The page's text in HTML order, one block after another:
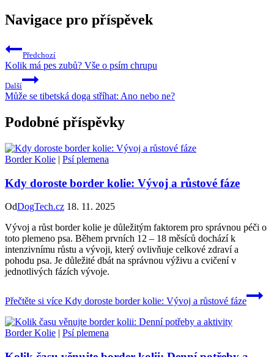
Navigace pro příspěvek
Předchozí
Kolik má pes zubů? Vše o psím chrupu
Další
Může se tibetská doga stříhat: Ano nebo ne?
Podobné příspěvky
Border Kolie | Psí plemena
Kdy doroste border kolie: Vývoj a růstové fáze
OdDogTech.cz 18. 11. 2025
Vývoj a růst border kolie je důležitým faktorem pro správnou péči o
toto plemeno psa. Během prvních 12 – 18 měsíců dochází k
intenzivnímu růstu a vývoji, který ovlivňuje celkové zdraví a
pohodu psa. Je důležité dbát na správnou výživu a cvičení v
jednotlivých fázích vývoje.
Přečtěte si více Kdy doroste border kolie: Vývoj a růstové fáze
Border Kolie | Psí plemena